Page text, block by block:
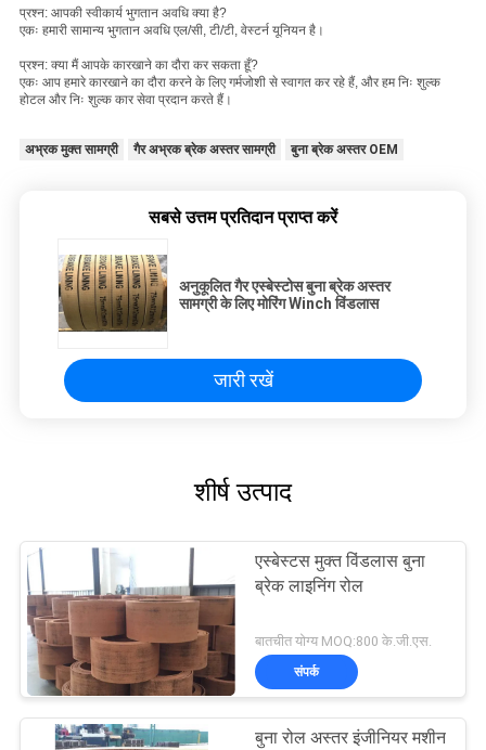
प्रश्न: आपकी स्वीकार्य भुगतान अवधि क्या है?
एकः हमारी सामान्य भुगतान अवधि एल/सी, टी/टी, वेस्टर्न यूनियन है।
प्रश्न: क्या मैं आपके कारखाने का दौरा कर सकता हूँ?
एकः आप हमारे कारखाने का दौरा करने के लिए गर्मजोशी से स्वागत कर रहे हैं, और हम निः शुल्क
होटल और निः शुल्क कार सेवा प्रदान करते हैं।
अभ्रक मुक्त सामग्री गैर अभ्रक ब्रेक अस्तर सामग्री बुना ब्रेक अस्तर OEM
सबसे उत्तम प्रतिदान प्राप्त करें
अनुकूलित गैर एस्बेस्टोस बुना ब्रेक अस्तर
सामग्री के लिए मोरिंग Winch विंडलास
जारी रखें
शीर्ष उत्पाद
एस्बेस्टस मुक्त विंडलास बुना
ब्रेक लाइनिंग रोल
बातचीत योग्य MOQ:800 के.जी.एस.
संपर्क
बुना रोल अस्तर इंजीनियर मशीन